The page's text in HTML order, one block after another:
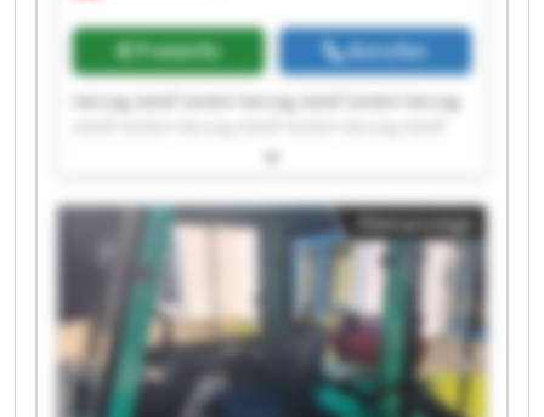
Preisinfo Anrufen
Herzog Adolf GmbH Herzog Adolf GmbH Herzog
GmbH Herzog Adolf GmbH Herzog Adolf GmbH
Adolf GmbH Herzog Adolf GmbH Herzog Adolf
GmbH Herzog Adolf GmbH Herzog Adolf GmbH
Herzog Adolf GmbH Herzog Adolf GmbH Herzog
GmbH Herzog Adolf GmbH
Kleinanzeige